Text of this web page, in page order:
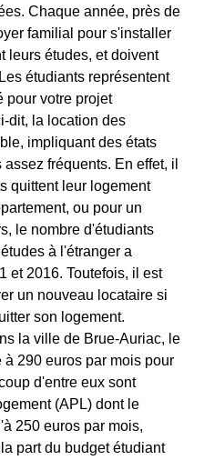
Chaque année, près de
familial pour s'installer
leurs études, et doivent
étudiants représentent
pour votre projet
dit, la location des
impliquant des états
fréquents. En effet, il
quittent leur logement
ou pour un
le nombre d'étudiants
à l'étranger a
et 2016. Toutefois, il est
un nouveau locataire si
son logement.
la ville de Brue-Auriac, le
à 290 euros par mois pour
d'entre eux sont
(APL) dont le
250 euros par mois,
part du budget étudiant